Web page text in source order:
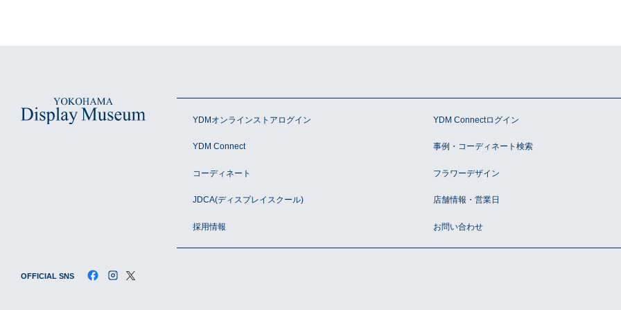
YDMオンラインストアログイン YDM Connectログイン
YDM Connect 事例・コーディネート検索
コーディネート フラワーデザイン
JDCA(ディスプレイスクール) 店舗情報・営業日
採用情報 お問い合わせ
OFFICIAL SNS